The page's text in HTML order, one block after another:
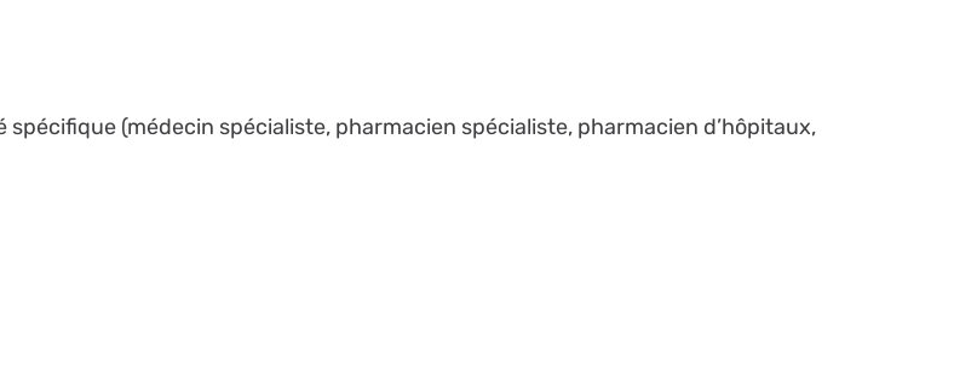
spécifique (médecin spécialiste, pharmacien spécialiste, pharmacien d’hôpitaux,